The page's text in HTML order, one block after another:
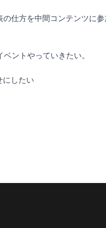
仕方を中間コンテンツに
ントやっていきたい。
にしたい